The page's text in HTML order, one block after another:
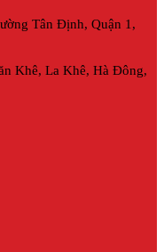
Tân Định, Quận 1,
Khê, La Khê, Hà Đông,